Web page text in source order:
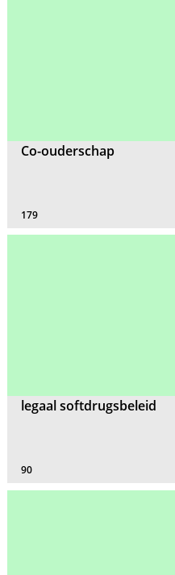
Co-ouderschap
179
legaal softdrugsbeleid
90